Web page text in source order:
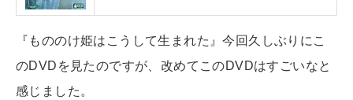
『もののけ姫はこうして生まれた』今回久しぶりにこ
のDVDを見たのですが、改めてこのDVDはすごいなと
感じました。